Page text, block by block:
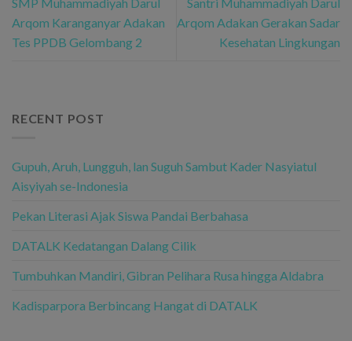
Arqom Karanganyar Adakan
Tes PPDB Gelombang 2
Arqom Adakan Gerakan Sadar
Kesehatan Lingkungan
RECENT POST
Gupuh, Aruh, Lungguh, lan Suguh Sambut Kader Nasyiatul
Aisyiyah se-Indonesia
Pekan Literasi Ajak Siswa Pandai Berbahasa
DATALK Kedatangan Dalang Cilik
Tumbuhkan Mandiri, Gibran Pelihara Rusa hingga Aldabra
Kadisparpora Berbincang Hangat di DATALK